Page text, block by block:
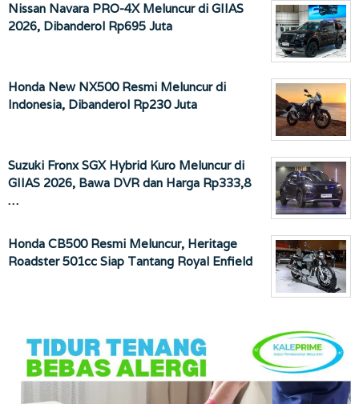
Nissan Navara PRO-4X Meluncur di GIIAS
2026, Dibanderol Rp695 Juta
Honda New NX500 Resmi Meluncur di
Indonesia, Dibanderol Rp230 Juta
Suzuki Fronx SGX Hybrid Kuro Meluncur di
GIIAS 2026, Bawa DVR dan Harga Rp333,8
…
Honda CB500 Resmi Meluncur, Heritage
Roadster 501cc Siap Tantang Royal Enfield